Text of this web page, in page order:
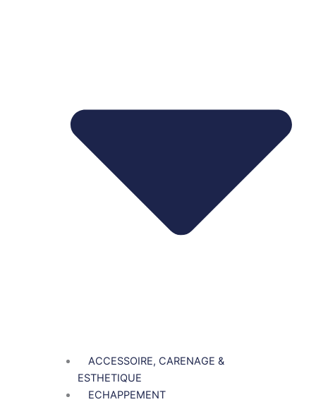
ACCESSOIRE, CARENAGE &
ESTHETIQUE
ECHAPPEMENT